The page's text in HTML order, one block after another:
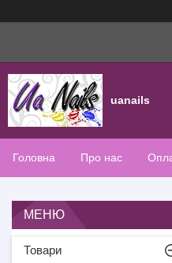
uanails
Головна Про нас
Товари